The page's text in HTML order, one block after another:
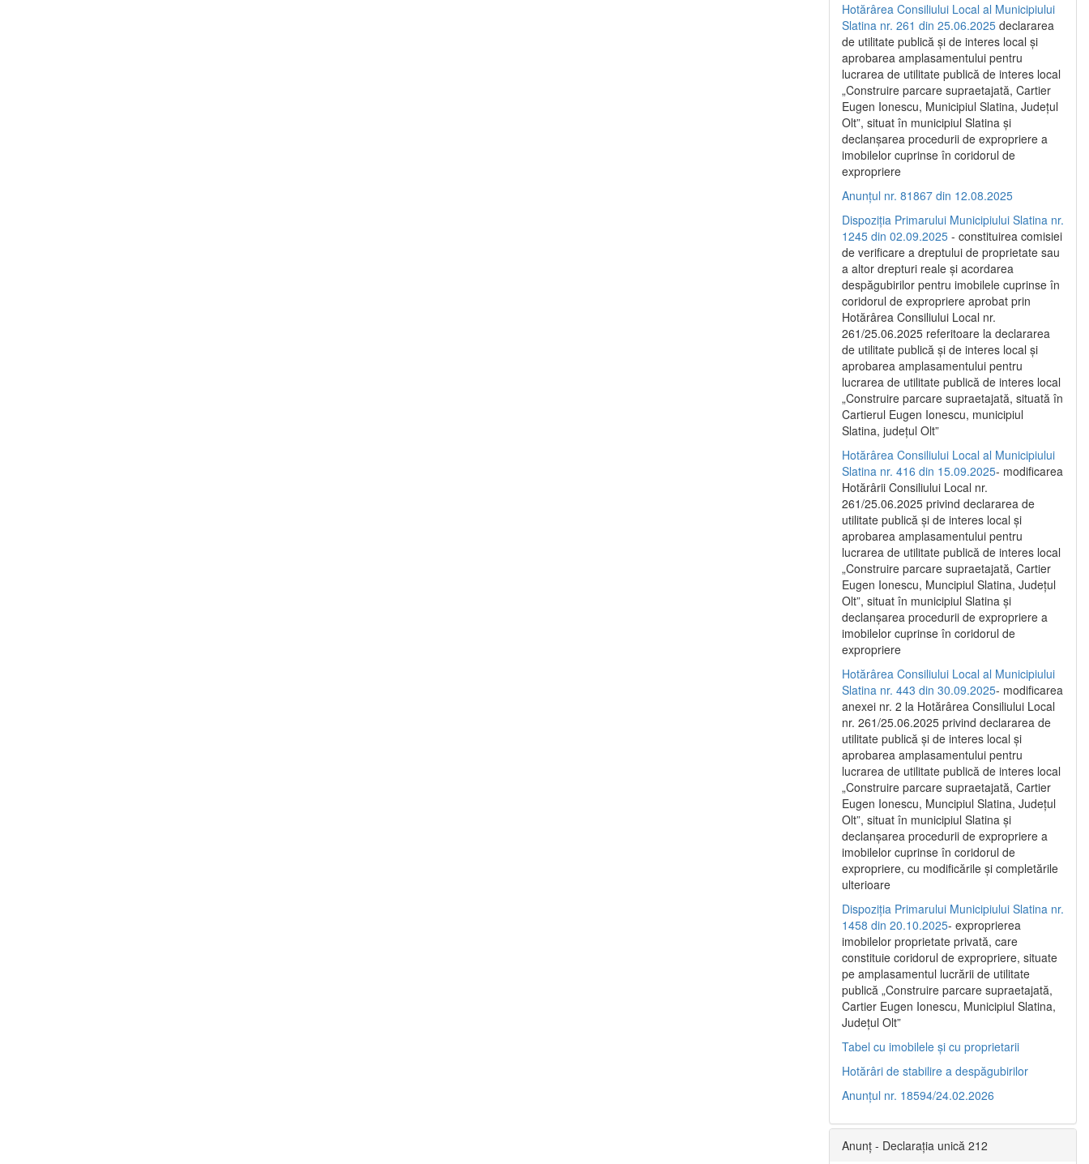
Hotărârea Consiliului Local al Municipiului
Slatina nr. 261 din 25.06.2025 declararea
de utilitate publică și de interes local și
aprobarea amplasamentului pentru
lucrarea de utilitate publică de interes local
„Construire parcare supraetajată, Cartier
Eugen Ionescu, Municipiul Slatina, Județul
Olt”, situat în municipiul Slatina și
declanșarea procedurii de expropriere a
imobilelor cuprinse în coridorul de
expropriere
Anunțul nr. 81867 din 12.08.2025
Dispoziția Primarului Municipiului Slatina nr.
1245 din 02.09.2025 - constituirea comisiei
de verificare a dreptului de proprietate sau
a altor drepturi reale și acordarea
despăgubirilor pentru imobilele cuprinse în
coridorul de expropriere aprobat prin
Hotărârea Consiliului Local nr.
261/25.06.2025 referitoare la declararea
de utilitate publică și de interes local și
aprobarea amplasamentului pentru
lucrarea de utilitate publică de interes local
„Construire parcare supraetajată, situată în
Cartierul Eugen Ionescu, municipiul
Slatina, județul Olt”
Hotărârea Consiliului Local al Municipiului
Slatina nr. 416 din 15.09.2025- modificarea
Hotărârii Consiliului Local nr.
261/25.06.2025 privind declararea de
utilitate publică și de interes local și
aprobarea amplasamentului pentru
lucrarea de utilitate publică de interes local
„Construire parcare supraetajată, Cartier
Eugen Ionescu, Muncipiul Slatina, Județul
Olt”, situat în municipiul Slatina și
declanșarea procedurii de expropriere a
imobilelor cuprinse în coridorul de
expropriere
Hotărârea Consiliului Local al Municipiului
Slatina nr. 443 din 30.09.2025- modificarea
anexei nr. 2 la Hotărârea Consiliului Local
nr. 261/25.06.2025 privind declararea de
utilitate publică şi de interes local şi
aprobarea amplasamentului pentru
lucrarea de utilitate publică de interes local
„Construire parcare supraetajată, Cartier
Eugen Ionescu, Muncipiul Slatina, Judeţul
Olt”, situat în municipiul Slatina şi
declanşarea procedurii de expropriere a
imobilelor cuprinse în coridorul de
expropriere, cu modificările şi completările
ulterioare
Dispoziția Primarului Municipiului Slatina nr.
1458 din 20.10.2025- exproprierea
imobilelor proprietate privată, care
constituie coridorul de expropriere, situate
pe amplasamentul lucrării de utilitate
publică „Construire parcare supraetajată,
Cartier Eugen Ionescu, Municipiul Slatina,
Județul Olt”
Tabel cu imobilele și cu proprietarii
Hotărâri de stabilire a despăgubirilor
Anunțul nr. 18594/24.02.2026
Anunț - Declarația unică 212